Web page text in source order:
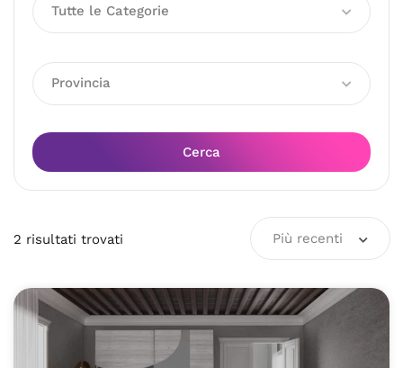
Tutte le Categorie
Provincia
Cerca
2 risultati trovati Più recenti